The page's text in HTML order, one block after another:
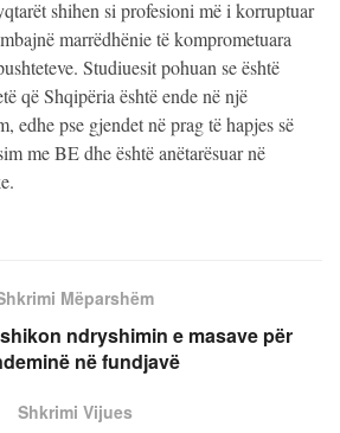
shihen si profesioni më i korruptuar
marrëdhënie të komprometuara
Studiuesit pohuan se është
që Shqipëria është ende në një
edhe pse gjendet në prag të hapjes së
me BE dhe është anëtarësuar në
Mëparshëm
ndryshimin e masave për
në fundjavë
Shkrimi Vijues